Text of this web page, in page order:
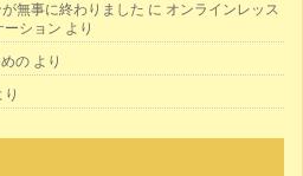
無事に終わりました に オンラインレッス
ーション より
の より
り